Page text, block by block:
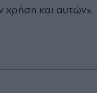
χρήση και αυτών».